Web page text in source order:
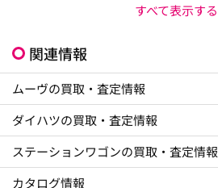
すべて表示する
関連情報
ムーヴの買取・査定情報
ダイハツの買取・査定情報
ステーションワゴンの買取・査定情報
カタログ情報